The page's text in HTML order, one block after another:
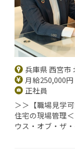
兵庫県 西宮市
月給250,000
正社員
＞＞【職場見学
住宅の現場管理
ウス・オブ・ザ